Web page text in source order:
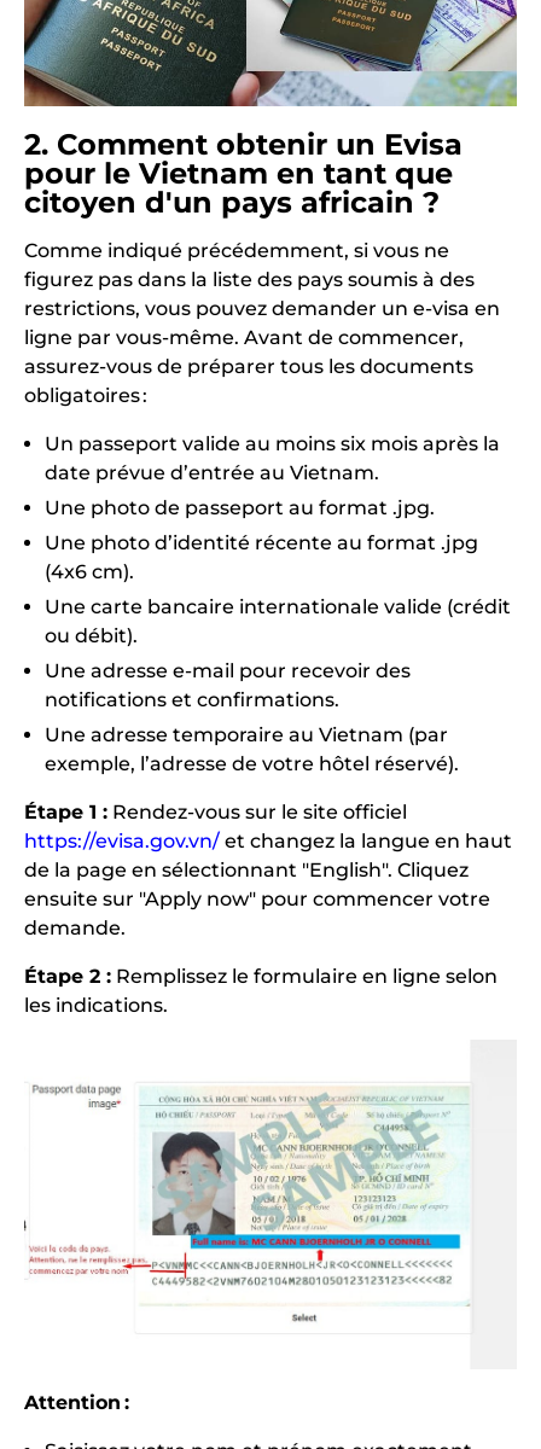
2. Comment obtenir un Evisa
pour le Vietnam en tant que
citoyen d'un pays africain ?
Comme indiqué précédemment, si vous ne
figurez pas dans la liste des pays soumis à des
restrictions, vous pouvez demander un e-visa en
ligne par vous-même. Avant de commencer,
assurez-vous de préparer tous les documents
obligatoires :
Un passeport valide au moins six mois après la
date prévue d’entrée au Vietnam.
Une photo de passeport au format .jpg.
Une photo d’identité récente au format .jpg
(4x6 cm).
Une carte bancaire internationale valide (crédit
ou débit).
Une adresse e-mail pour recevoir des
notifications et confirmations.
Une adresse temporaire au Vietnam (par
exemple, l’adresse de votre hôtel réservé).
Étape 1 : Rendez-vous sur le site officiel
https://evisa.gov.vn/ et changez la langue en haut
de la page en sélectionnant "English". Cliquez
ensuite sur "Apply now" pour commencer votre
demande.
Étape 2 : Remplissez le formulaire en ligne selon
les indications.
Attention :